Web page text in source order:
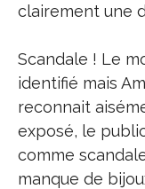
clairement une
Scandale ! Le
identifié mais
reconnait
exposé, le
comme
manque de